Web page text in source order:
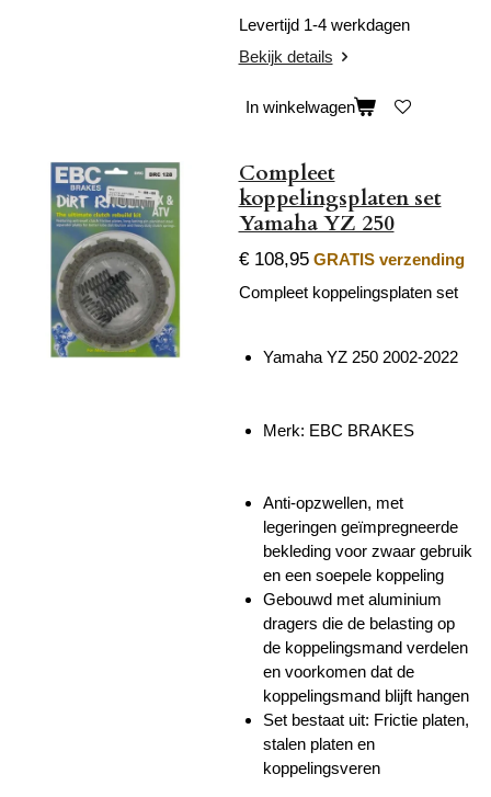
Levertijd 1-4 werkdagen
Bekijk details
In winkelwagen
Compleet
koppelingsplaten set
Yamaha YZ 250
€ 108,95 GRATIS verzending
Compleet koppelingsplaten set
Yamaha YZ 250 2002-2022
Merk: EBC BRAKES
Anti-opzwellen, met
legeringen geïmpregneerde
bekleding voor zwaar gebruik
en een soepele koppeling
Gebouwd met aluminium
dragers die de belasting op
de koppelingsmand verdelen
en voorkomen dat de
koppelingsmand blijft hangen
Set bestaat uit: Frictie platen,
stalen platen en
koppelingsveren